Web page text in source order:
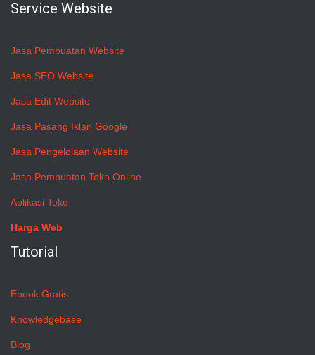
Service Website
Jasa Pembuatan Website
Jasa SEO Website
Jasa Edit Website
Jasa Pasang Iklan Google
Jasa Pengelolaan Website
Jasa Pembuatan Toko Online
Aplikasi Toko
Harga Web
Tutorial
Ebook Gratis
Knowledgebase
Blog